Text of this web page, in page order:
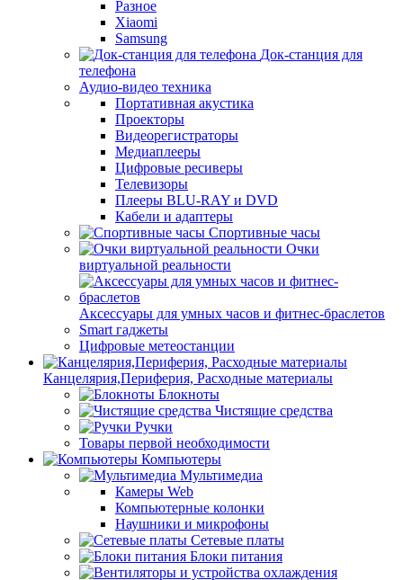
Разное
Xiaomi
Samsung
Док-станция для
телефона
Аудио-видео техника
Портативная акустика
Проекторы
Видеорегистраторы
Медиаплееры
Цифровые ресиверы
Телевизоры
Плееры BLU-RAY и DVD
Кабели и адаптеры
Спортивные часы
Очки
виртуальной реальности
Аксессуары для умных часов и фитнес-браслетов
Smart гаджеты
Цифровые метеостанции
Канцелярия,Периферия, Расходные материалы
Блокноты
Чистящие средства
Ручки
Товары первой необходимости
Компьютеры
Мультимедиа
Камеры Web
Компьютерные колонки
Наушники и микрофоны
Сетевые платы
Блоки питания